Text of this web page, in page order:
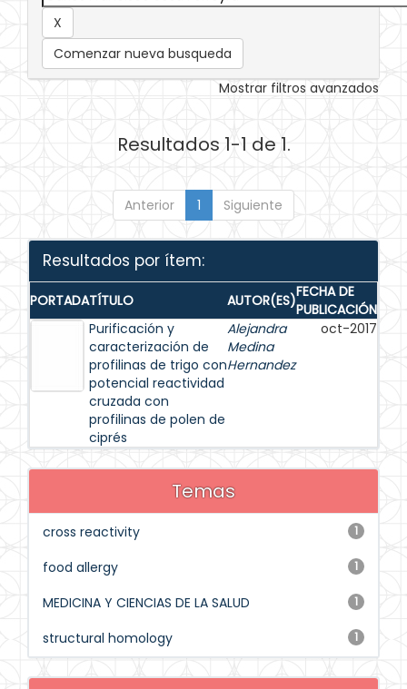
Comenzar nueva busqueda
Mostrar filtros avanzados
Resultados 1-1 de 1.
Anterior 1 Siguiente
Resultados por ítem:
PORTADATÍTULO AUTOR(ES)FECHA DE
PUBLICACIÓN
Purificación y
caracterización de
profilinas de trigo con
potencial reactividad
cruzada con
profilinas de polen de
ciprés
Alejandra
Medina
Hernandez
oct-2017
Temas
1
cross reactivity
1
food allergy
1
MEDICINA Y CIENCIAS DE LA SALUD
1
structural homology